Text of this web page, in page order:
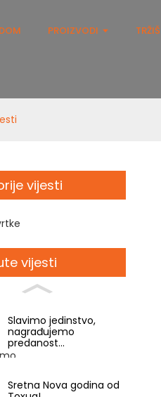
DOM PROIZVODI
vijesti
vijesti
Slavimo jedinstvo,
nagrađujemo
predanost...
Sretna Nova godina od